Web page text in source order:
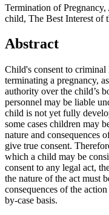
Termination of
child, The Best Interest of
Abstract
Child's consent to
terminating a pregnancy,
authority over the child’s
personnel may be liable
child is not yet fully
some cases children may
nature and consequences
give true consent.
which a child may be
consent to any legal act,
the nature of the act must
consequences of the
by-case basis.